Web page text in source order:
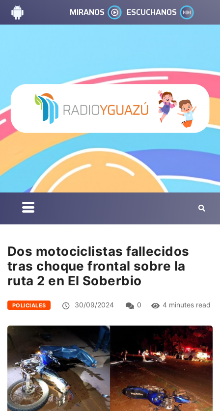
MIRANOS ESCUCHANOS
Dos motociclistas fallecidos
tras choque frontal sobre la
ruta 2 en El Soberbio
POLICIALES 30/09/2024 0 4 minutes read